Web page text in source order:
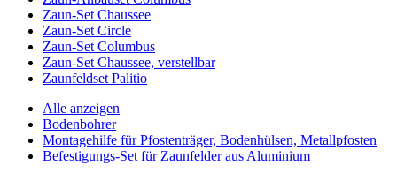
Zaun-Set Chaussee
Zaun-Set Circle
Zaun-Set Columbus
Zaun-Set Chaussee, verstellbar
Zaunfeldset Palitio
Alle anzeigen
Bodenbohrer
Montagehilfe für Pfostenträger, Bodenhülsen, Metallpfosten
Befestigungs-Set für Zaunfelder aus Aluminium